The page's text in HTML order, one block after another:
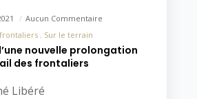
Aucun Commentaire
Sur le terrain
nouvelle prolongation
des frontaliers
Libéré